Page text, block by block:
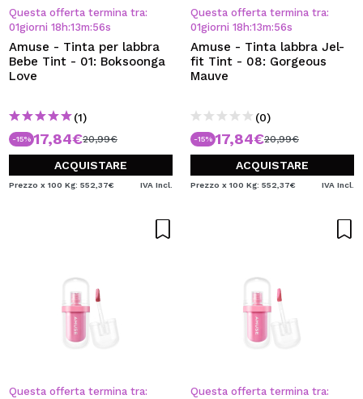
Questa offerta termina tra:
01giorni 18 h:13m:55s
Amuse - Tinta per labbra
Bebe Tint - 01: Boksoonga
Love
(1)
-15% 17,84€20,99€
ACQUISTARE
Prezzo x 100 Kg: 552,37€ IVA Incl.
Questa offerta termina tra:
01giorni 18 h:13m:55s
Amuse - Tinta labbra Jel-
fit Tint - 08: Gorgeous
Mauve
(0)
-15% 17,84€20,99€
ACQUISTARE
Prezzo x 100 Kg: 552,37€ IVA Incl.
Questa offerta termina tra:
Questa offerta termina tra: